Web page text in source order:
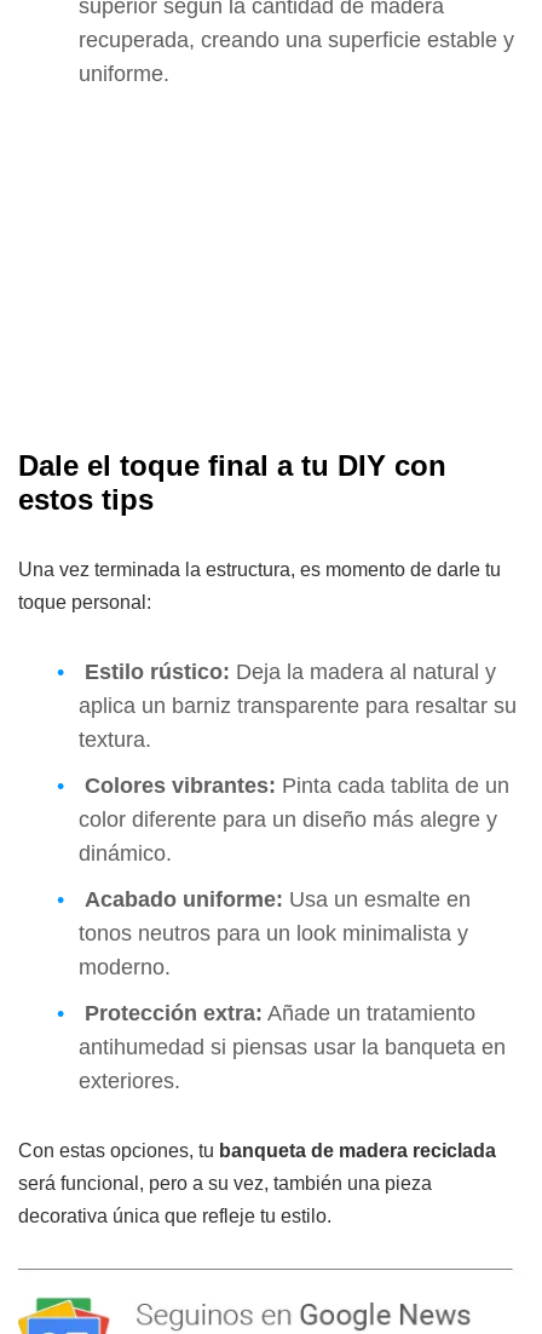
superior según la cantidad de madera
recuperada, creando una superficie estable y
uniforme.
Dale el toque final a tu DIY con
estos tips
Una vez terminada la estructura, es momento de darle tu
toque personal:
Estilo rústico: Deja la madera al natural y
aplica un barniz transparente para resaltar su
textura.
Colores vibrantes: Pinta cada tablita de un
color diferente para un diseño más alegre y
dinámico.
Acabado uniforme: Usa un esmalte en
tonos neutros para un look minimalista y
moderno.
Protección extra: Añade un tratamiento
antihumedad si piensas usar la banqueta en
exteriores.
Con estas opciones, tu banqueta de madera reciclada
será funcional, pero a su vez, también una pieza
decorativa única que refleje tu estilo.